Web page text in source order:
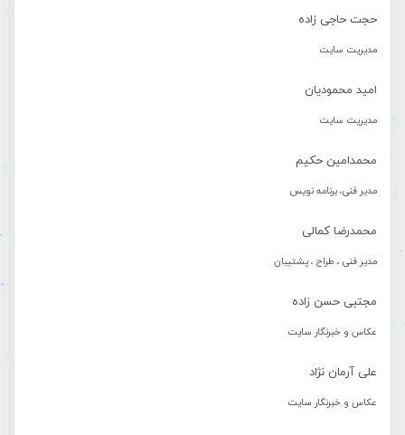
حجت حاجی زاده
مدیریت سایت
امید محمودیان
مدیریت سایت
محمدامین حکیم
مدیر فنی، برنامه نویس
محمدرضا کمالی
مدیر فنی ، طراح ، پشتیبان
مجتبی حسن زاده
عکاس و خبرنگار سایت
علی آرمان نژاد
عکاس و خبرنگار سایت